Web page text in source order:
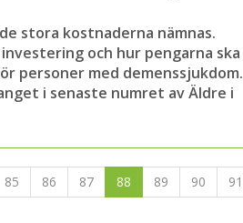
stora kostnaderna nämnas.
och hur pengarna ska
personer med demenssjukdom.
i senaste numret av Äldre i
85 86 87 88 89 90 91